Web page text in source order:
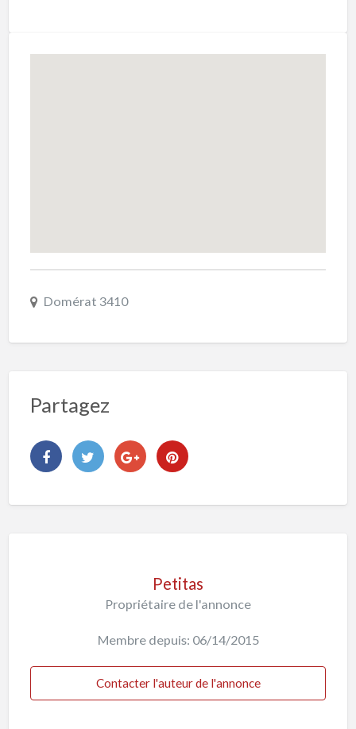
Domérat 3410
Partagez
Petitas
Propriétaire de l'annonce
Membre depuis: 06/14/2015
Contacter l'auteur de l'annonce